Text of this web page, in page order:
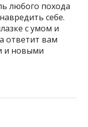
любого похода
себе.
с умом и
ответит вам
и новыми